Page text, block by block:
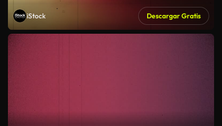
iStock Descargar Gratis